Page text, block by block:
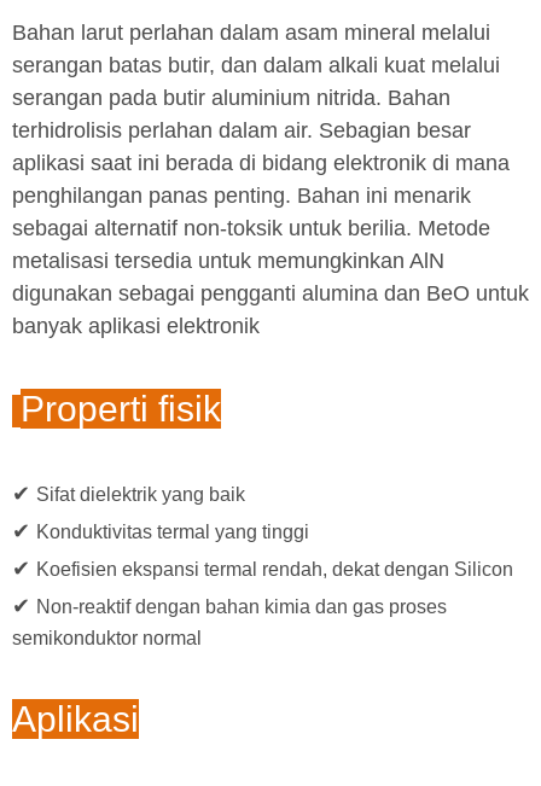
Bahan larut perlahan dalam asam mineral melalui
serangan batas butir, dan dalam alkali kuat melalui
serangan pada butir aluminium nitrida. Bahan
terhidrolisis perlahan dalam air. Sebagian besar
aplikasi saat ini berada di bidang elektronik di mana
penghilangan panas penting. Bahan ini menarik
sebagai alternatif non-toksik untuk berilia. Metode
metalisasi tersedia untuk memungkinkan AlN
digunakan sebagai pengganti alumina dan BeO untuk
banyak aplikasi elektronik
Properti fisik
✔ Sifat dielektrik yang baik
✔ Konduktivitas termal yang tinggi
✔ Koefisien ekspansi termal rendah, dekat dengan Silicon
✔ Non-reaktif dengan bahan kimia dan gas proses
semikonduktor normal
Aplikasi